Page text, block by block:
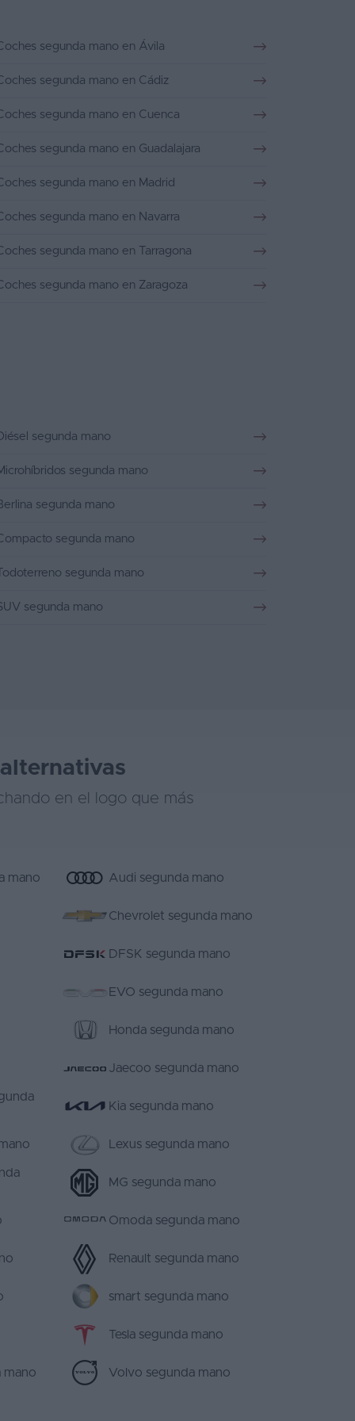
segunda mano en Ávila
segunda mano en Cádiz
segunda mano en Cuenca
segunda mano en Guadalajara
segunda mano en Madrid
segunda mano en Navarra
segunda mano en Tarragona
segunda mano en Zaragoza
segunda mano
segunda mano
segunda mano
segunda mano
Todoterreno segunda mano
segunda mano
en el logo que más
mano Audi segunda mano
Chevrolet segunda mano
DFSK segunda mano
EVO segunda mano
Honda segunda mano
Jaecoo segunda mano
Kia segunda mano
Lexus segunda mano
MG segunda mano
Omoda segunda mano
Renault segunda mano
smart segunda mano
Tesla segunda mano
mano Volvo segunda mano